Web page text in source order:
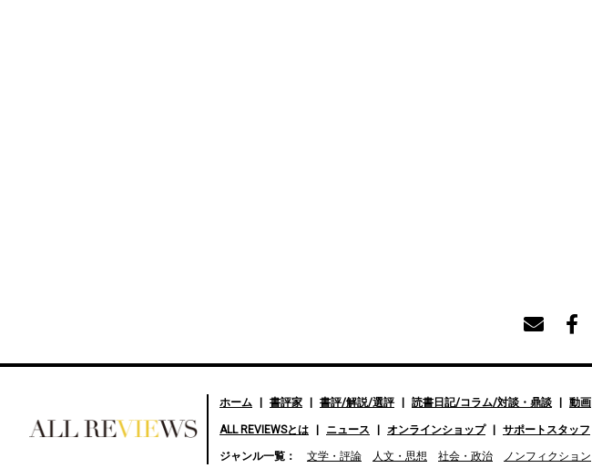
ホーム 書評家 書評/解説/選評 読書日記/コラム/対談・鼎談 動画
ALL REVIEWSとは ニュース オンラインショップ サポートスタッフ
ジャンル一覧： 文学・評論 人文・思想 社会・政治 ノンフィクション